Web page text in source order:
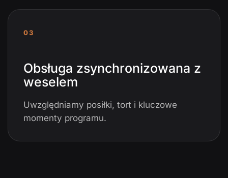
03
Obsługa zsynchronizowana z
weselem
Uwzględniamy posiłki, tort i kluczowe
momenty programu.